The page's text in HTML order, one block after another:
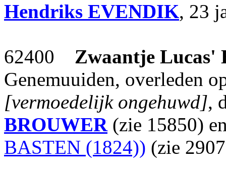
Hendriks EVENDIK, 23
62400 Zwaantje Lucas'
Genemuuiden, overleden
[vermoedelijk ongehuwd],
BROUWER(zie 15850)
BASTEN (1824)) (zie